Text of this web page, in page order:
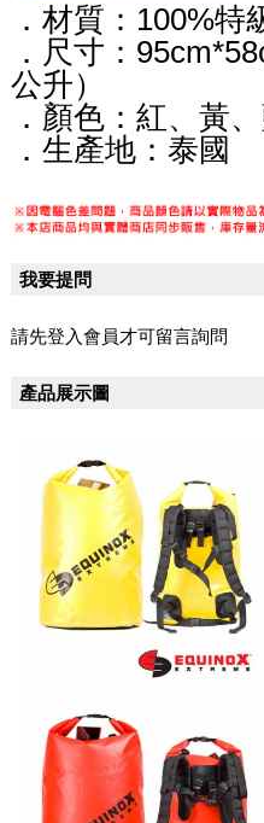
．材質：100%
．尺寸：
公升）
．顏色：紅、黃
．生產地：泰國
我要提問
請先登入會員才可留言詢問
產品展示圖